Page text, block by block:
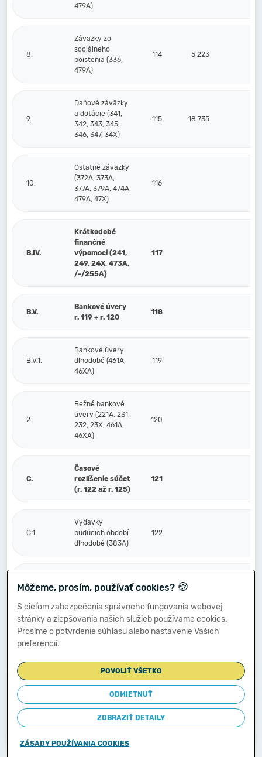
479A)
8.
Záväzky zo
sociálneho
poistenia (336,
479A)
114 5 223
9.
Daňové záväzky
a dotácie (341,
342, 343, 345,
346, 347, 34X)
115 18 735
10.
Ostatné záväzky
(372A, 373A,
377A, 379A, 474A,
479A, 47X)
116
B.IV.
Krátkodobé
finančné
výpomoci (241,
249, 24X, 473A,
/-/255A)
117
B.V.
Bankové úvery
r. 119 + r. 120
118
B.V.1.
Bankové úvery
dlhodobé (461A,
46XA)
119
2.
Bežné bankové
úvery (221A, 231,
232, 23X, 461A,
46XA)
120
C.
Časové
rozlíšenie súčet
(r. 122 až r. 125)
121
C.1.
Výdavky
budúcich období
dlhodobé (383A)
122
2.
budúcich období
(383A)
123
(384A)
4.
Výnosy budúcich
období
krátkodobé
(384A)
125
Môžeme, prosím, používať cookies? 🍪
S cieľom zabezpečenia správneho fungovania webovej
stránky a zlepšovania našich služieb používame cookies.
Prosíme o potvrdenie súhlasu alebo nastavenie Vašich
preferencií.
POVOLIŤ VŠETKO
ODMIETNUŤ
ZOBRAZIŤ DETAILY
ZÁSADY POUŽÍVANIA COOKIES